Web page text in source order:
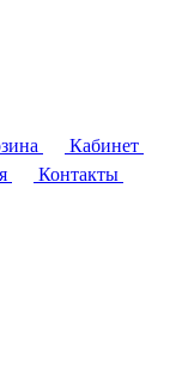
Кабинет
Контакты